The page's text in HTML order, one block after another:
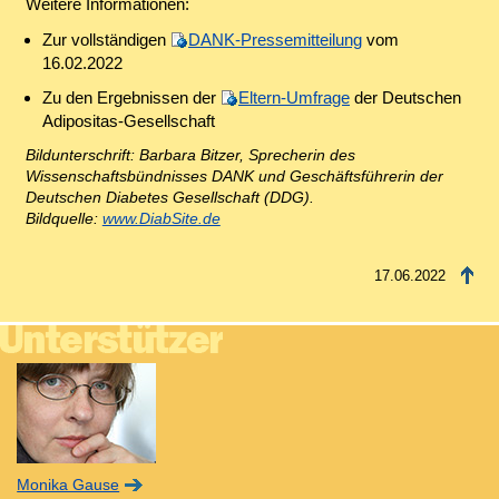
Weitere Informationen:
Zur vollständigen
DANK-Pressemitteilungvom
16.02.2022
Zu den Ergebnissen der
Eltern-Umfrageder Deutschen
Adipositas-Gesellschaft
Bildunterschrift: Barbara Bitzer, Sprecherin des
Wissenschaftsbündnisses DANK und Geschäftsführerin der
Deutschen Diabetes Gesellschaft (DDG).
Bildquelle: www.DiabSite.de
17.06.2022
Monika Gause